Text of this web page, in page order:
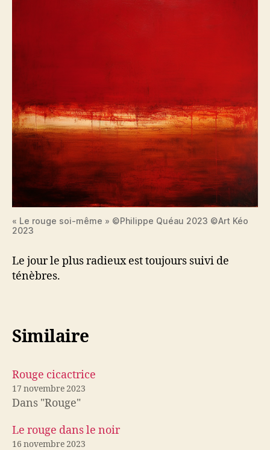
« Le rouge soi-même » ©Philippe Quéau 2023 ©Art Kéo
2023
Le jour le plus radieux est toujours suivi de
ténèbres.
Similaire
Rouge cicactrice
17 novembre 2023
Dans "Rouge"
Le rouge dans le noir
16 novembre 2023